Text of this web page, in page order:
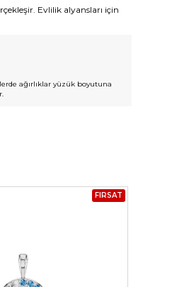
Evlilik alyansları için
ağırlıklar yüzük boyutuna
FIRSAT